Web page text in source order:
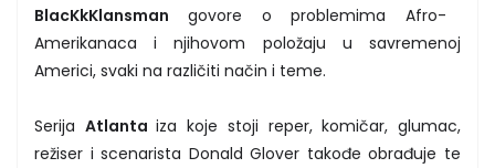
BlacKkKlansman govore o problemima Afro-
Amerikanaca i njihovom položaju u savremenoj
Americi, svaki na različiti način i teme.
Serija Atlantaiza koje stoji reper, komičar, glumac,
režiser i scenarista Donald Glover takođe obrađuje te